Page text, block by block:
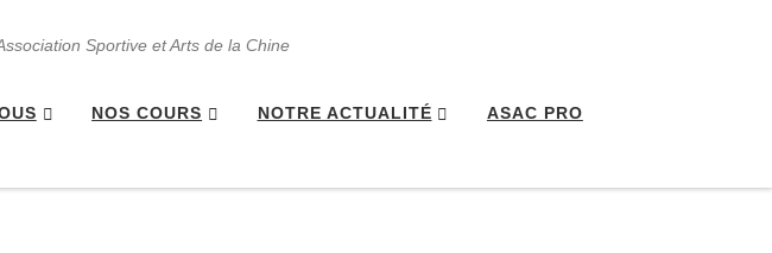
Sportive et Arts de la Chine
NOS COURS NOTRE ACTUALITÉ ASAC PRO